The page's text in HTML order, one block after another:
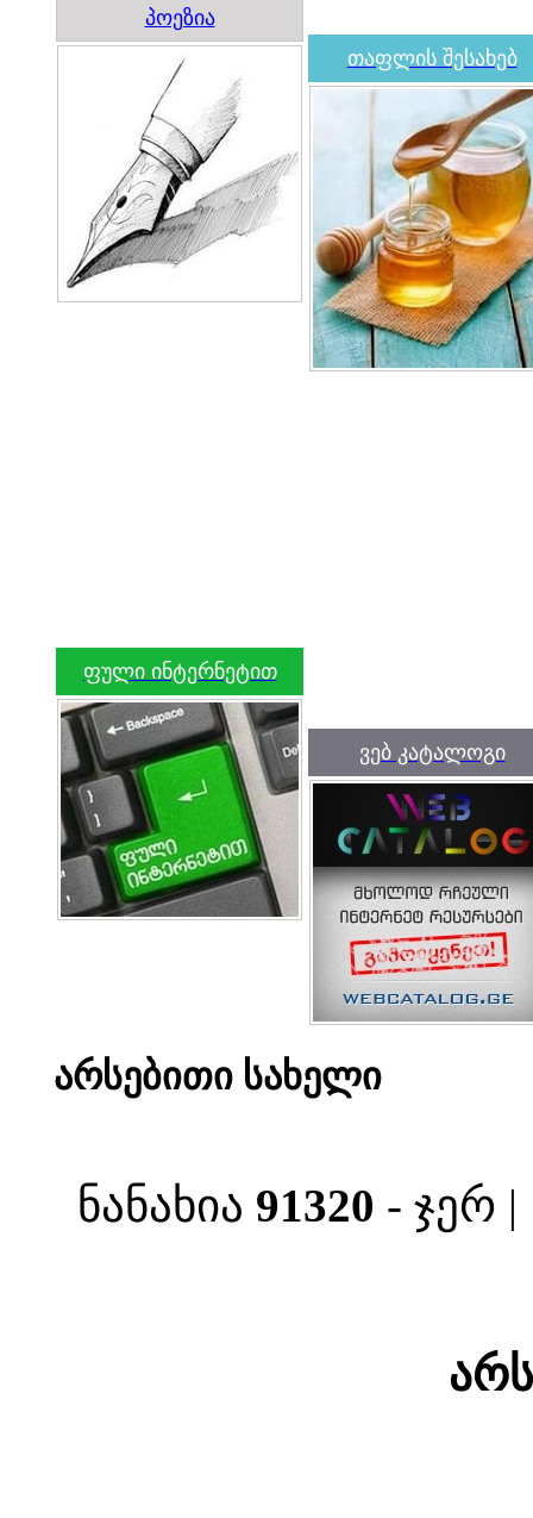
პოეზია
თაფლის შესახებ
ფული ინტერნეტით
ვებ კატალოგი
არსებითი სახელი
ნანახია 91320 - ჯერ